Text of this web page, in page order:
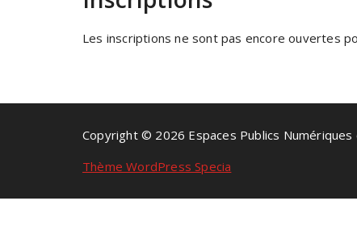
Les inscriptions ne sont pas encore ouvertes
Copyright © 2026 Espaces Publics
Thème WordPress Specia